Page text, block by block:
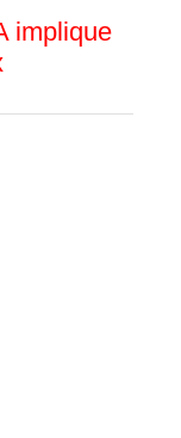
implique